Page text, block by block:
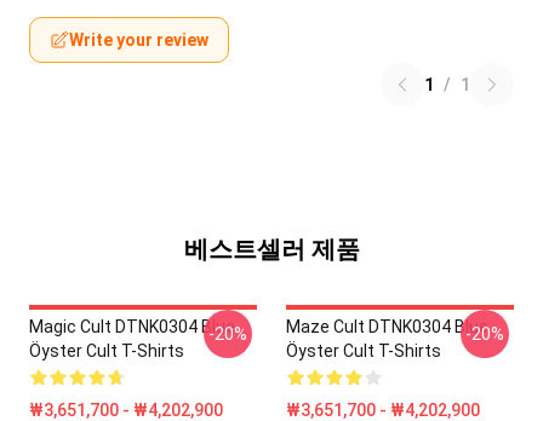
Write your review
1 / 1
베스트셀러 제품
Magic Cult DTNK0304 Blue
Öyster Cult T-Shirts
₩3,651,700 - ₩4,202,900
-20%
Maze Cult DTNK0304 Blue
Öyster Cult T-Shirts
₩3,651,700 - ₩4,202,900
-20%